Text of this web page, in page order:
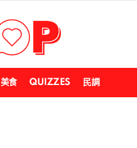
美食 QUIZZES 民調